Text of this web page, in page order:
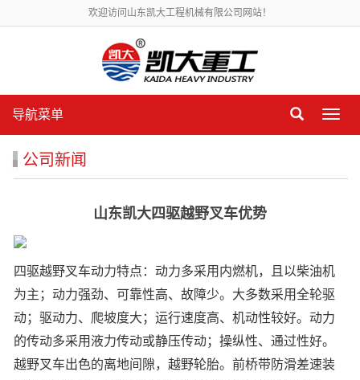
欢迎访问山东凯大工程机械有限公司网站！
导
导航菜单
公司新闻
山东凯大四驱越野叉车优势
四驱越野叉车动力特点：动力多采用内燃机，且以柴油机
为主；动力强劲、可靠性高、故障少。大多数采用全轮驱
动；驱动力、爬坡度大；运行速度高、机动性较好。动力
的传动多采用液力传动或静压传动；操纵性、通过性好。
越野叉车出色的离地间隙，越野轮胎。前桥带防滑差速装